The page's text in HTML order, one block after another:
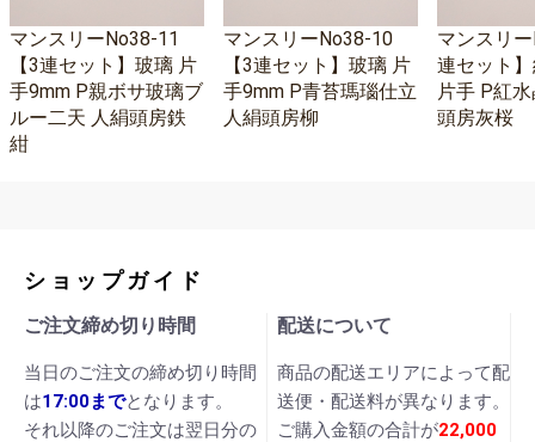
マンスリーNo38-11
【3連セット】玻璃 片
手9mm P親ボサ玻璃ブ
ルー二天 人絹頭房鉄
紺
マンスリーNo38-10
【3連セット】玻璃 片
手9mm P青苔瑪瑙仕立
人絹頭房柳
マンスリ
連セット
片手 P紅
頭房灰桜
ショップガイド
ご注文締め切り時間
当日のご注文の締め切り時間
は17:00までとなります。
それ以降のご注文は翌日分の
配送について
商品の配送エリアによって配
送便・配送料が異なります。
ご購入金額の合計が22,000